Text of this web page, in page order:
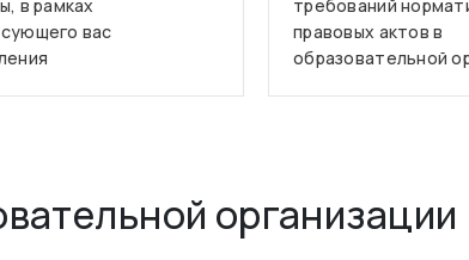
в рамках
вас
требований
правовых актов в
образовательной
организации